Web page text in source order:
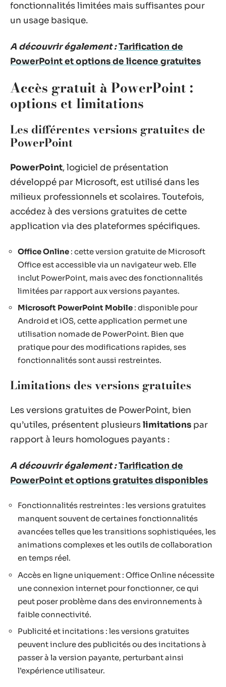
fonctionnalités limitées mais suffisantes pour
un usage basique.
A découvrir également :Tarification de
PowerPoint et options de licence gratuites
Accès gratuit à PowerPoint :
options et limitations
Les différentes versions gratuites de
PowerPoint
PowerPoint, logiciel de présentation
développé par Microsoft, est utilisé dans les
milieux professionnels et scolaires. Toutefois,
accédez à des versions gratuites de cette
application via des plateformes spécifiques.
Office Online : cette version gratuite de Microsoft
Office est accessible via un navigateur web. Elle
inclut PowerPoint, mais avec des fonctionnalités
limitées par rapport aux versions payantes.
Microsoft PowerPoint Mobile : disponible pour
Android et iOS, cette application permet une
utilisation nomade de PowerPoint. Bien que
pratique pour des modifications rapides, ses
fonctionnalités sont aussi restreintes.
Limitations des versions gratuites
Les versions gratuites de PowerPoint, bien
qu’utiles, présentent plusieurslimitations par
rapport à leurs homologues payants :
A découvrir également :Tarification de
PowerPoint et options gratuites disponibles
Fonctionnalités restreintes : les versions gratuites
manquent souvent de certaines fonctionnalités
avancées telles que les transitions sophistiquées, les
animations complexes et les outils de collaboration
en temps réel.
Accès en ligne uniquement : Office Online nécessite
une connexion internet pour fonctionner, ce qui
peut poser problème dans des environnements à
faible connectivité.
Publicité et incitations : les versions gratuites
peuvent inclure des publicités ou des incitations à
passer à la version payante, perturbant ainsi
l’expérience utilisateur.